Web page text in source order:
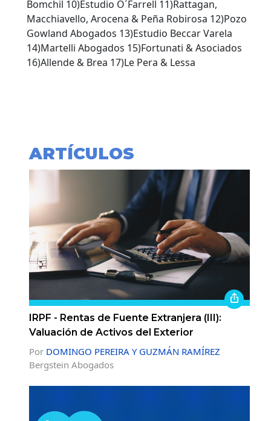
Bomchil 10)Estudio O´Farrell 11)Rattagan,
Macchiavello, Arocena & Peña Robirosa 12)Pozo
Gowland Abogados 13)Estudio Beccar Varela
14)Martelli Abogados 15)Fortunati & Asociados
16)Allende & Brea 17)Le Pera & Lessa
ARTÍCULOS
IRPF - Rentas de Fuente Extranjera (III):
Valuación de Activos del Exterior
Por DOMINGO PEREIRA Y GUZMÁN RAMÍREZ
Bergstein Abogados